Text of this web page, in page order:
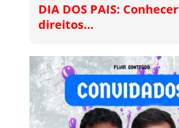
DIA DOS PAIS: Conhecer
direitos…